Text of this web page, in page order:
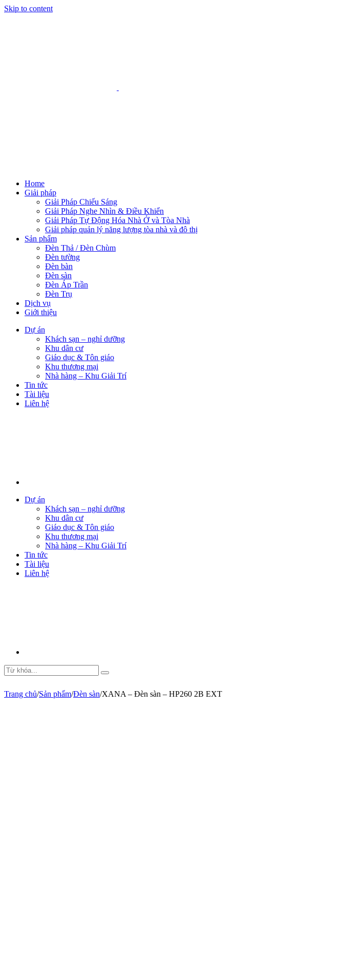
Skip to content
Home
Giải pháp
Giải Pháp Chiếu Sáng
Giải Pháp Nghe Nhìn & Điều Khiển
Giải Pháp Tự Động Hóa Nhà Ở và Tòa Nhà
Giải pháp quản lý năng lượng tòa nhà và đô thị
Sản phẩm
Đèn Thả / Đèn Chùm
Đèn tường
Đèn bàn
Đèn sàn
Đèn Áp Trần
Đèn Trụ
Dịch vụ
Giới thiệu
Dự án
Khách sạn – nghỉ dưỡng
Khu dân cư
Giáo dục & Tôn giáo
Khu thương mại
Nhà hàng – Khu Giải Trí
Tin tức
Tài liệu
Liên hệ
Dự án
Khách sạn – nghỉ dưỡng
Khu dân cư
Giáo dục & Tôn giáo
Khu thương mại
Nhà hàng – Khu Giải Trí
Tin tức
Tài liệu
Liên hệ
Trang chủ/Sản phẩm/Đèn sàn/XANA – Đèn sàn – HP260 2B EXT